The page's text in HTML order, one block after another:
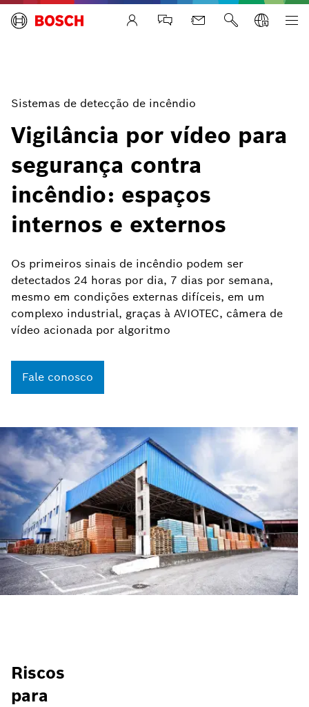
Life Safety Systems
Sistemas de detecção de incêndio
Vigilância por vídeo para
segurança contra
incêndio: espaços
internos e externos
Os primeiros sinais de incêndio podem ser
detectados 24 horas por dia, 7 dias por semana,
mesmo em condições externas difíceis, em um
complexo industrial, graças à AVIOTEC, câmera de
vídeo acionada por algoritmo
Fale conosco
Riscos
para